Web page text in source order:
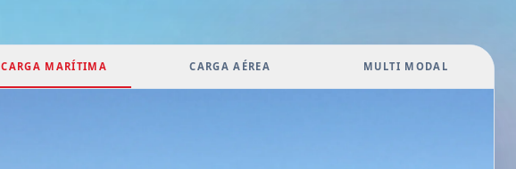
CARGA MARÍTIMA CARGA AÉREA MULTI MODAL